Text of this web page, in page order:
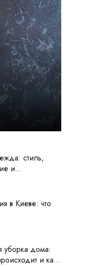
стиль,
и
в Киеве: что
уборка дома:
и как